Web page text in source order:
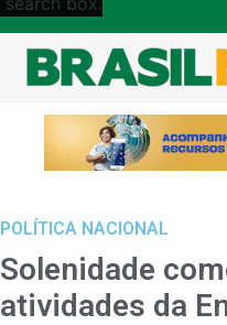
POLÍTICA NACIONAL
Solenidade
atividades da